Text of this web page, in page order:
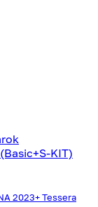
2023+ Tessera